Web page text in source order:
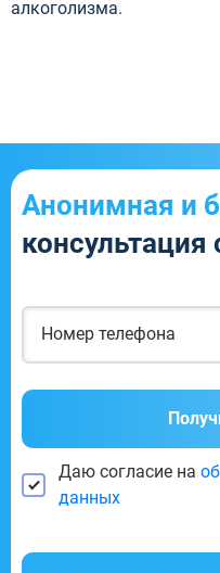
алкоголизма.
Анонимная и
консультация
Даю согласие на
данных